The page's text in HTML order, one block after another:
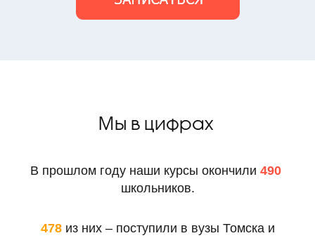
Мы в цифрах
В прошлом году наши курсы окончили 490
школьников.
478из них – поступили в вузы Томска и